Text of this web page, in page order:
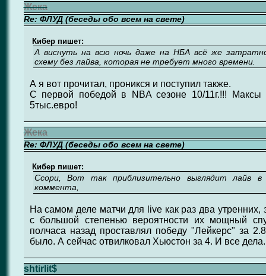
Жека
Re: ФЛУД (беседы обо всем на свете)
Кибер пишет:
А виснуть на всю ночь даже на НБА всё же
схему без лайва, которая не требует много времени.
А я вот прочитал, проникся и поступил также.
С первой победой в NBA сезоне 10/11г.!!!
5тыс.евро!
Жека
Re: ФЛУД (беседы обо всем на свете)
Кибер пишет:
Ссори, Вот так приблизительно выглядит лайв
коммента,
На самом деле матчи для live как раз два
с большой степенью вероятности их мощный
полчаса назад проставлял победу "Лейкерс" за
было. А сейчас отвилковал Хьюстон за 4. И все дела.
shtirlit$